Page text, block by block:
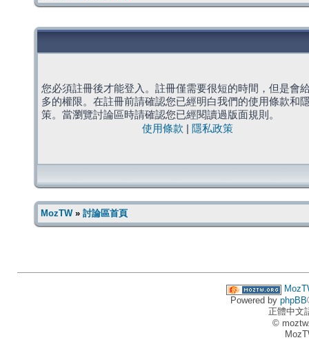
您必須註冊後才能登入。註冊僅需要很短的時間，但是會
多的權限。在註冊前請確認您已經明白我們的使用條款和
策。當瀏覽討論區時請確認您已經閱讀過版面規則。
使用條款
隱私政策
MozTW» 討論區首頁
Powered by phpBB
正體中文
©